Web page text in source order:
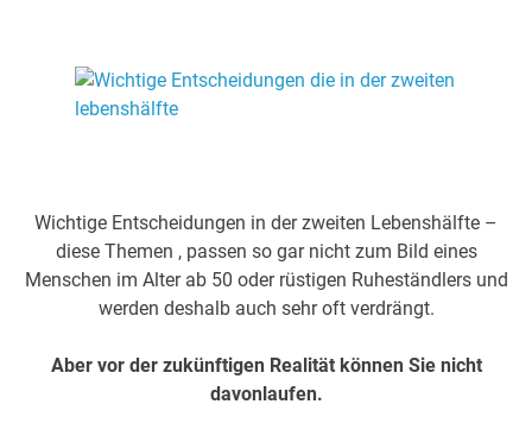
Wichtige Entscheidungen in der zweiten Lebenshälfte –
diese Themen , passen so gar nicht zum Bild eines
Menschen im Alter ab 50 oder rüstigen Ruheständlers und
werden deshalb auch sehr oft verdrängt.
Aber vor der zukünftigen Realität können Sie nicht
davonlaufen.